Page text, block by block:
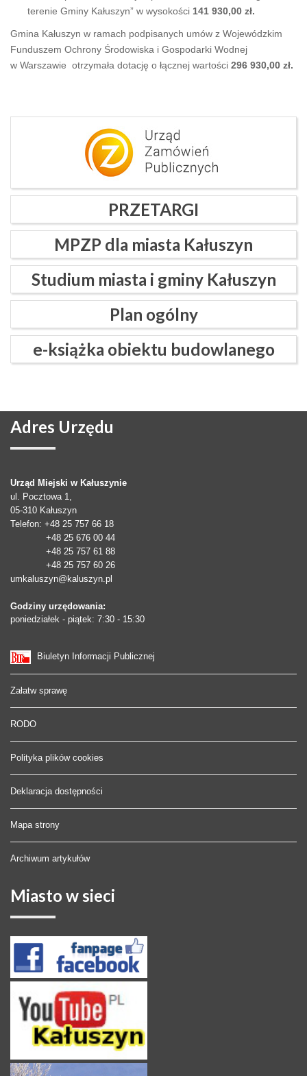
terenie Gminy Kałuszyn” w wysokości 141 930,00 zł.
Gmina Kałuszyn w ramach podpisanych umów z Wojewódzkim
Funduszem Ochrony Środowiska i Gospodarki Wodnej
w Warszawie otrzymała dotację o łącznej wartości 296 930,00 zł.
PRZETARGI
MPZP dla miasta Kałuszyn
Studium miasta i gminy Kałuszyn
Plan ogólny
e-książka obiektu budowlanego
Adres Urzędu
Urząd Miejski w Kałuszynie
ul. Pocztowa 1,
05-310 Kałuszyn
Telefon: +48 25 757 66 18
+48 25 676 00 44
+48 25 757 61 88
+48 25 757 60 26
umkaluszyn@kaluszyn.pl
Godziny urzędowania:
poniedziałek - piątek: 7:30 - 15:30
Biuletyn Informacji Publicznej
Załatw sprawę
RODO
Polityka plików cookies
Deklaracja dostępności
Mapa strony
Archiwum artykułów
Miasto w sieci